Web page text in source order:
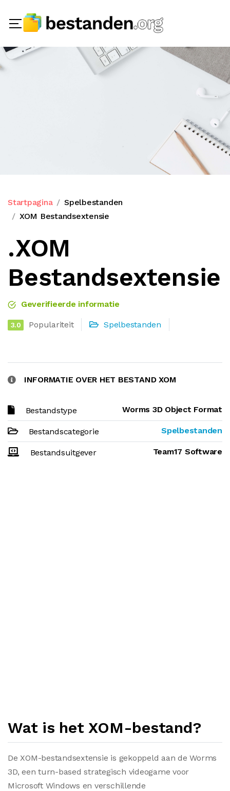
Startpagina
Spelbestanden
XOM Bestandsextensie
.XOM
Bestandsextensie
Geverifieerde informatie
3.0 Populariteit Spelbestanden
INFORMATIE OVER HET BESTAND XOM
Bestandstype Worms 3D Object Format
Bestandscategorie Spelbestanden
Bestandsuitgever Team17 Software
Wat is het XOM-bestand?
De XOM-bestandsextensie is gekoppeld aan de Worms
3D, een turn-based strategisch videogame voor
Microsoft Windows en verschillende